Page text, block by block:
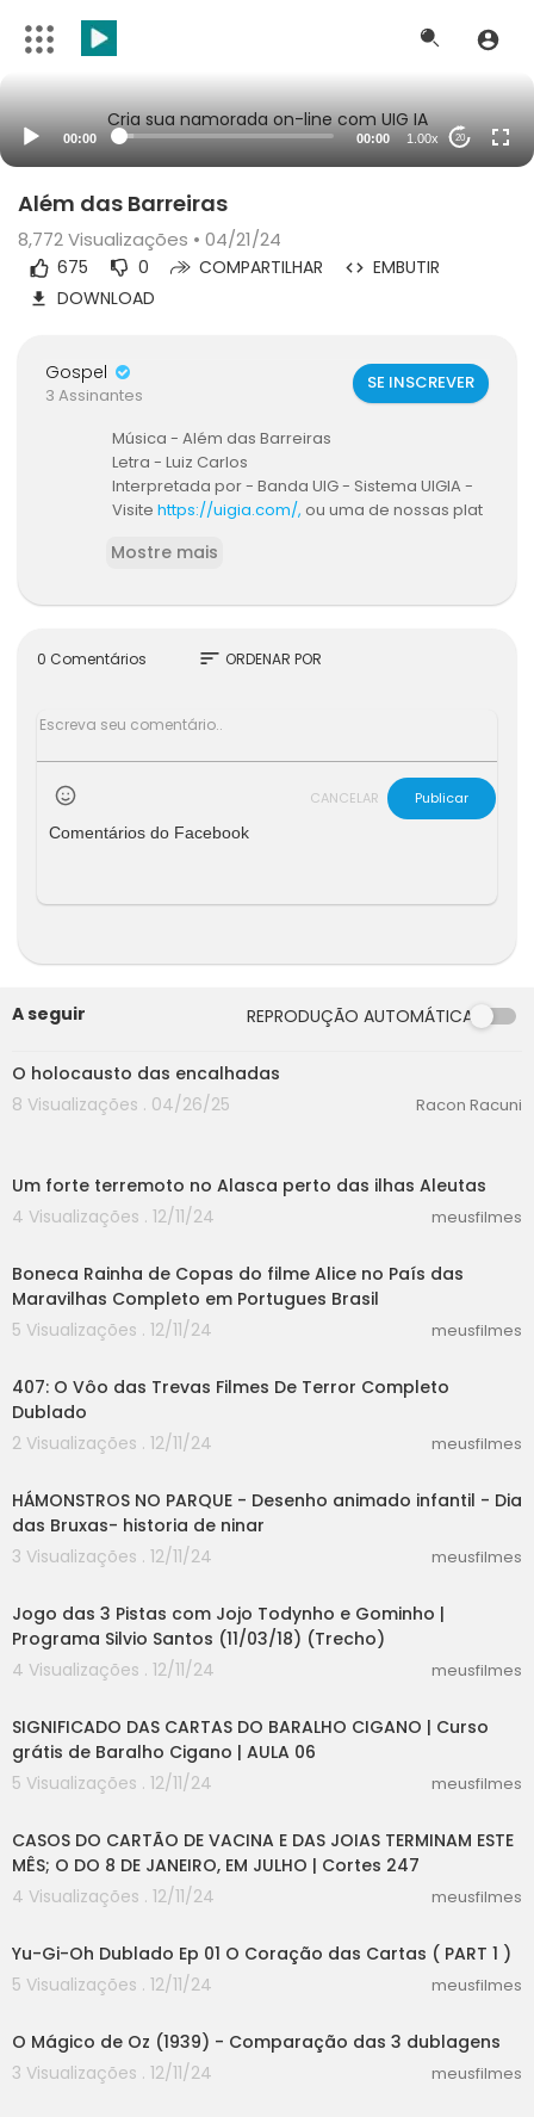
Cria sua namorada on-line com UIG IA
00:00 00:00 1.00x 20
Além das Barreiras
8,772Visualizações • 04/21/24
675 0 COMPARTILHAR
EMBUTIR
DOWNLOAD
Gospel
3 Assinantes
SE INSCREVER
Música - Além das Barreiras
⁣Letra - Luiz Carlos
Interpretada por - Banda UIG - Sistema UIGIA -
Visite ⁣ https://uigia.com/, ou uma de nossas plat
Mostre mais
0 Comentários sort ORDENAR POR
CANCELAR
Publicar
Comentários do Facebook
A seguir REPRODUÇÃO AUTOMÁTICA
00:00
O holocausto das encalhadas
8 Visualizações . 04/26/25
Racon Racuni
Um forte terremoto no Alasca perto das ilhas Aleutas
4 Visualizações . 12/11/24
meusfilmes
Boneca Rainha de Copas do filme Alice no País das
Maravilhas Completo em Portugues Brasil
5 Visualizações . 12/11/24
meusfilmes
407: O Vôo das Trevas Filmes De Terror Completo
Dublado
2 Visualizações . 12/11/24
meusfilmes
HÁMONSTROS NO PARQUE - Desenho animado infantil - Dia
das Bruxas- historia de ninar
3 Visualizações . 12/11/24
meusfilmes
Jogo das 3 Pistas com Jojo Todynho e Gominho |
Programa Silvio Santos (11/03/18) (Trecho)
4 Visualizações . 12/11/24
meusfilmes
SIGNIFICADO DAS CARTAS DO BARALHO CIGANO | Curso
grátis de Baralho Cigano | AULA 06
5 Visualizações . 12/11/24
meusfilmes
CASOS DO CARTÃO DE VACINA E DAS JOIAS TERMINAM ESTE
MÊS; O DO 8 DE JANEIRO, EM JULHO | Cortes 247
4 Visualizações . 12/11/24
meusfilmes
Yu-Gi-Oh Dublado Ep 01 O Coração das Cartas ( PART 1 )
5 Visualizações . 12/11/24
meusfilmes
O Mágico de Oz (1939) - Comparação das 3 dublagens
3 Visualizações . 12/11/24
meusfilmes